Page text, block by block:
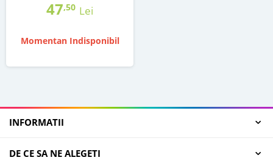
47,50 Lei
Momentan Indisponibil
INFORMATII
DE CE SA NE ALEGETI